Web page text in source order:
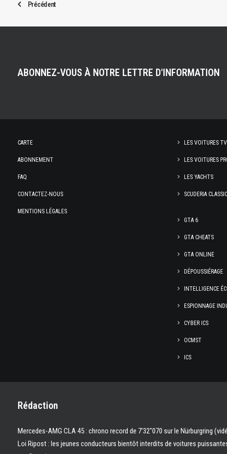
Précédent
ABONNEZ-VOUS À NOTRE LETTRE D'INFORMATION
CARTE
ABONNEMENT
FAQ
CONTACTEZ-NOUS
MENTIONS LÉGALES
LES VOITURES TV
LES VOITURES
LES YACHTS
SCUDERIA CLASSIC
GTA 6
GTA CHEATS
GTA ONLINE
DÉPOUSSIÉRAGE
INTELLIGENCE
ESPIONNAGE
CYBER ICS
OCMST
ICS
Rédaction
Mercedes-AMG CLA 45 : chrono record de 7’32″070 sur le Nürburgring
Loi Ripost : les jeunes conducteurs bientôt interdits de voitures